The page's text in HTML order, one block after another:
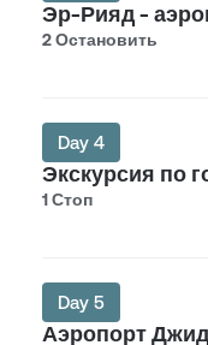
Эр-Рияд -
2 Остановить
Day 4
Экскурсия по
1 Стоп
Day 5
Аэропорт